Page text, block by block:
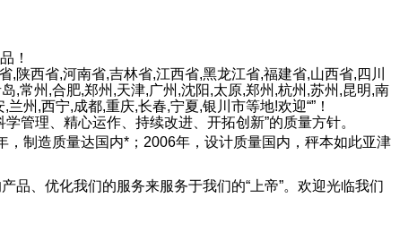
！
陕西省,河南省,吉林省,江西省,黑龙江省,福建省,山西省,四川
,常州,合肥,郑州,天津,广州,沈阳,太原,郑州,杭州,苏州,昆明,南
州,西宁,成都,重庆,长春,宁夏,银川市等地!欢迎“”！
学管理、精心运作、持续改进、开拓创新”的质量方针。
，制造质量达国内*； 2006年，设计质量国内，秤本如此亚津
品、优化我们的服务来服务于我们的“ 上帝”。欢迎光临我们